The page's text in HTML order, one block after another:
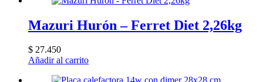
Mazuri Hurón – Ferret Diet 2,26kg
$ 27.450
Añadir al carrito